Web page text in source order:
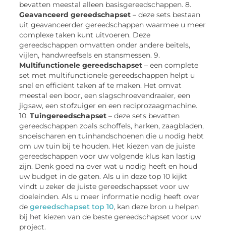
bevatten meestal alleen basisgereedschappen. 8.
Geavanceerd gereedschapset – deze sets bestaan
uit geavanceerder gereedschappen waarmee u meer
complexe taken kunt uitvoeren. Deze
gereedschappen omvatten onder andere beitels,
vijlen, handwreefsels en stansmessen. 9.
Multifunctionele gereedschapset – een complete
set met multifunctionele gereedschappen helpt u
snel en efficiënt taken af te maken. Het omvat
meestal een boor, een slagschroevendraaier, een
jigsaw, een stofzuiger en een reciprozaagmachine.
10.Tuingereedschapset – deze sets bevatten
gereedschappen zoals schoffels, harken, zaagbladen,
snoeischaren en tuinhandschoenen die u nodig hebt
om uw tuin bij te houden. Het kiezen van de juiste
gereedschappen voor uw volgende klus kan lastig
zijn. Denk goed na over wat u nodig heeft en houd
uw budget in de gaten. Als u in deze top 10 kijkt
vindt u zeker de juiste gereedschapsset voor uw
doeleinden. Als u meer informatie nodig heeft over
degereedschapset top 10, kan deze bron u helpen
bij het kiezen van de beste gereedschapset voor uw
project.